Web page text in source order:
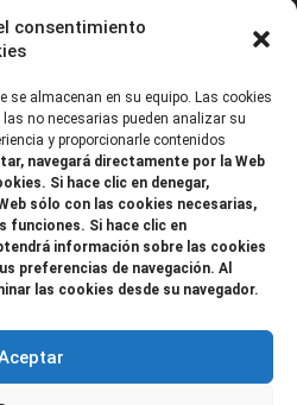
consentimiento
se almacenan en su equipo. Las cookies
no necesarias pueden analizar su
y proporcionarle contenidos
navegará directamente por la Web
Si hace clic en denegar,
sólo con las cookies necesarias,
funciones. Si hace clic en
información sobre las cookies
preferencias de navegación. Al
las cookies desde su navegador.
de la respuesta de la Unión a la
UE), para compensar el sobrecoste
electricidad a pymes y autónomos
el incremento de los precios del gas
por el impacto de la guerra de
contra Ucrania.”